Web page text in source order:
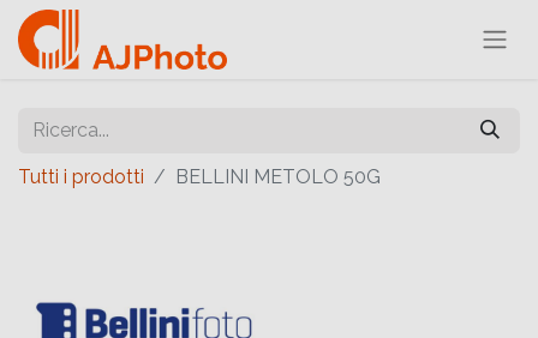
Tutti i prodotti BELLINI METOLO 50G